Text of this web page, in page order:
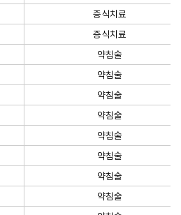
증식치료
증식치료
약침술
약침술
약침술
약침술
약침술
약침술
약침술
약침술